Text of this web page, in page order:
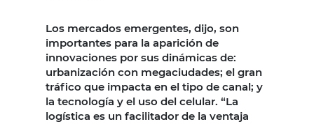
Los mercados emergentes, dijo, son
importantes para la aparición de
innovaciones por sus dinámicas de:
urbanización con megaciudades; el gran
tráfico que impacta en el tipo de canal; y
la tecnología y el uso del celular. “La
logística es un facilitador de la ventaja